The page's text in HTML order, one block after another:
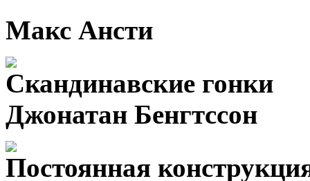
Макс Ансти
Скандинавские гонки
Джонатан Бенгтссон
Постоянная